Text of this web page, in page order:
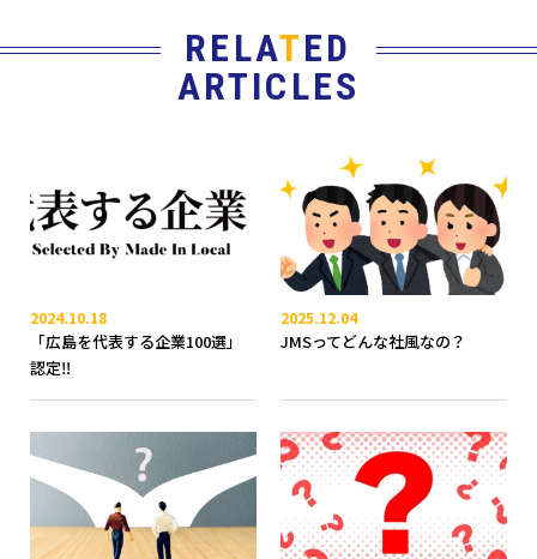
RELATED
ARTICLES
2024.10.18
「広島を代表する企業100選」
認定‼
2025.12.04
JMSってどんな社風なの？